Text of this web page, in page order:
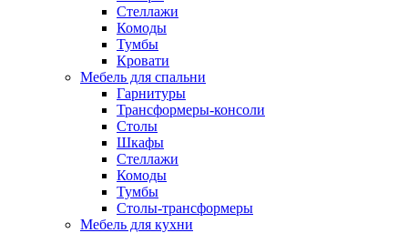
Стеллажи
Комоды
Тумбы
Кровати
Мебель для спальни
Гарнитуры
Трансформеры-консоли
Столы
Шкафы
Стеллажи
Комоды
Тумбы
Столы-трансформеры
Мебель для кухни